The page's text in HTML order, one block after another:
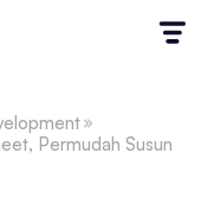
Permudah Susun